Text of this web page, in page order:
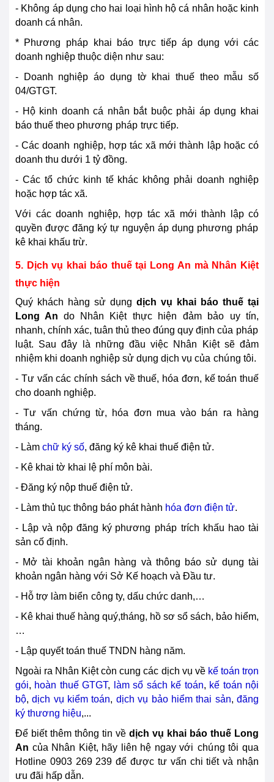
- Không áp dụng cho hai loại hình hộ cá nhân hoặc kinh
doanh cá nhân.
* Phương
pháp
khai báo trực tiếp áp dụng với các
doanh nghiệp thuộc diện như sau:
- Doanh nghiệp áo dụng tờ khai thuế theo mẫu số
04/GTGT.
- Hộ kinh doanh cá nhân bắt buộc phải áp dụng khai
báo thuế theo phương pháp trực tiếp.
- Các doanh nghiệp, hợp tác xã mới thành lập hoặc có
doanh thu dưới 1 tỷ đồng.
- Các tổ chức kinh tế khác không phải doanh nghiệp
hoặc hợp tác xã.
Với các doanh nghiệp, hợp tác xã mới thành lập có
quyền được đăng ký tự nguyện áp dụng phương pháp
kê khai khấu trừ.
5. Dịch vụ khai báo thuế tại Long An mà Nhân Kiệt
thực hiện
Quý khách hàng sử dụng dịch vụ khai báo thuế tại
Long An do Nhân Kiệt thực hiện đảm bảo
uy tín,
nhanh, chính xác, tuân thủ theo đúng quy định của pháp
luật. Sau đây là những đầu việc Nhân Kiệt sẽ đảm
nhiệm khi doanh nghiệp sử dụng dịch vụ của chúng tôi.
- Tư vấn các chính sách về thuế, hóa đơn, kế toán thuế
cho doanh nghiệp.
- Tư vấn chứng từ, hóa đơn mua vào bán ra hàng
tháng.
- Làm chữ ký số, đăng ký kê khai thuế điện tử.
- Kê khai tờ khai lệ phí môn bài.
- Đăng ký nộp thuế điện tử.
- Làm thủ tục thông báo phát hành hóa đơn điện tử.
- Lập và nộp đăng ký phương pháp trích khấu hao tài
sản cố định.
- Mở tài khoản ngân hàng và thông báo sử dụng tài
khoản ngân hàng với Sở Kế hoạch và Đầu tư.
- Hỗ trợ làm biển công ty, dấu chức danh,…
- Kê khai thuế hàng quý,tháng, hồ sơ sổ sách, bảo hiểm,
…
- Lập quyết toán thuế TNDN hàng năm.
Ngoài ra Nhân Kiệt còn cung các dịch vụ về kế toán trọn
gói, hoàn thuế GTGT, làm sổ sách kế toán, kế toán nội
bộ,dịch vụ kiểm toán, dịch vụ bảo hiểm thai sản,đăng
ký thương hiệu,...
Để biết thêm thông tin về dịch vụ khai báo thuế Long
An của Nhân Kiệt, hãy liên hệ ngay với chúng tôi qua
Hotline 0903 269 239 để được tư vấn chi tiết và nhận
ưu đãi hấp dẫn.